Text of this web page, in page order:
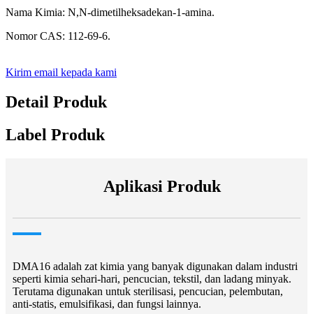
Nama Kimia: N,N-dimetilheksadekan-1-amina.
Nomor CAS: 112-69-6.
Kirim email kepada kami
Detail Produk
Label Produk
Aplikasi Produk
DMA16 adalah zat kimia yang banyak digunakan dalam industri
seperti kimia sehari-hari, pencucian, tekstil, dan ladang minyak.
Terutama digunakan untuk sterilisasi, pencucian, pelembutan,
anti-statis, emulsifikasi, dan fungsi lainnya.